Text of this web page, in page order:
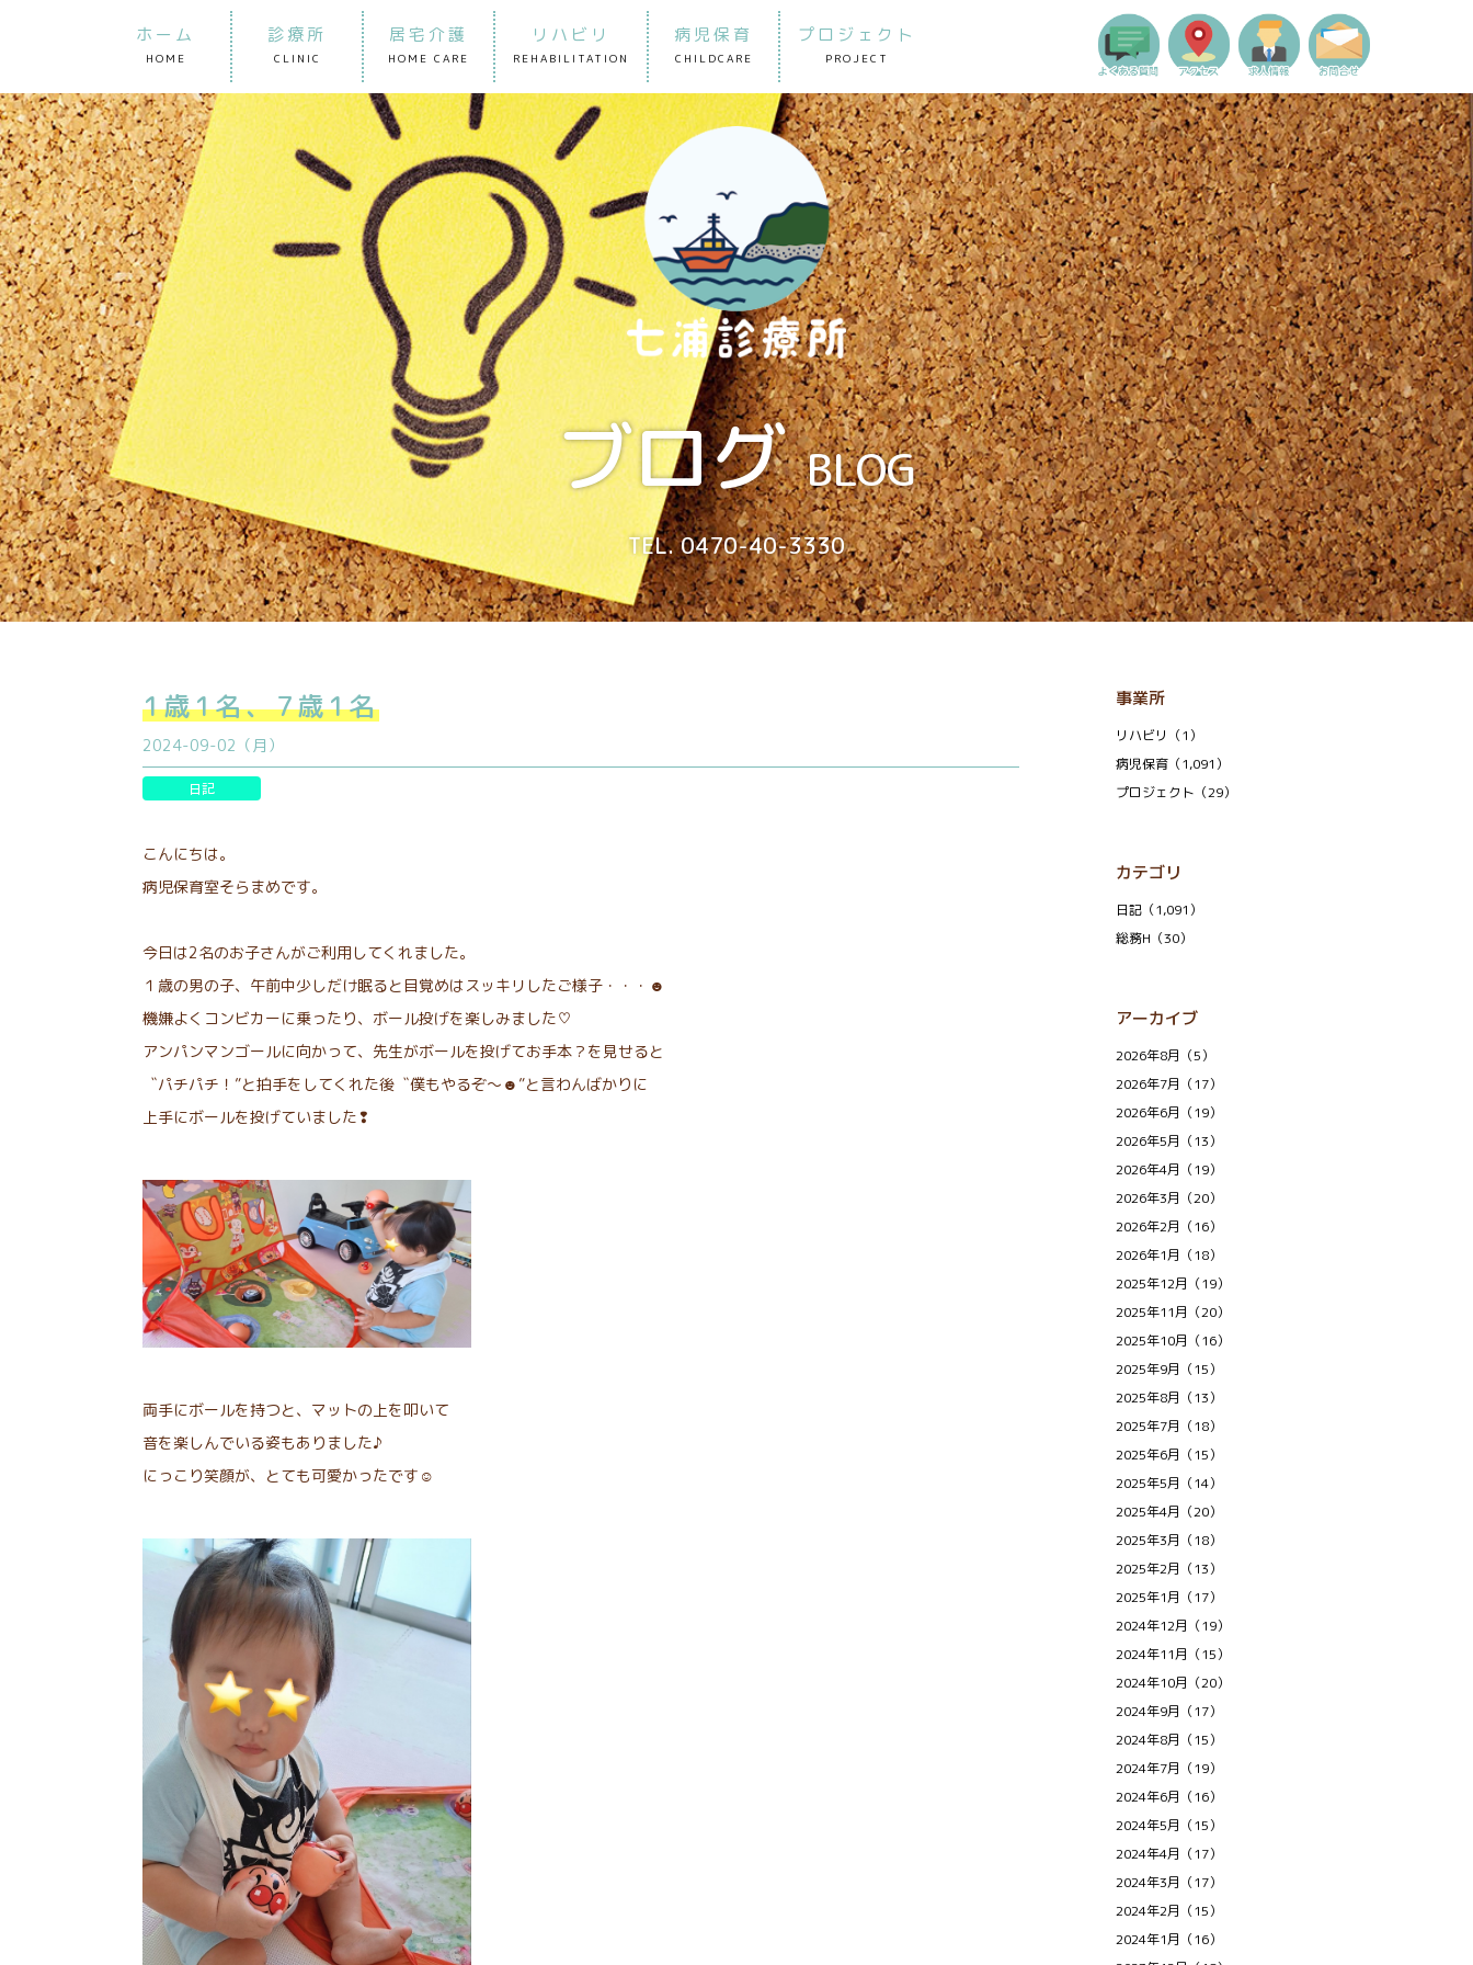
ホーム
HOME
診療所
CLINIC
居宅介護
HOME CARE
リハビリ
REHABILITATION
病児保育
CHILDCARE
プロジェクト
PROJECT
ブログ BLOG
TEL. 0470-40-3330
1歳1名、7歳1名
2024-09-02（月）
日記
こんにちは。
病児保育室そらまめです。
今日は2名のお子さんがご利用してくれました。
１歳の男の子、午前中少しだけ眠ると目覚めはスッキリしたご様子・・・☻
機嫌よくコンビカーに乗ったり、ボール投げを楽しみました♡
アンパンマンゴールに向かって、先生がボールを投げてお手本？を見せると
〝パチパチ！”と拍手をしてくれた後〝僕もやるぞ～☻”と言わんばかりに
上手にボールを投げていました❢
両手にボールを持つと、マットの上を叩いて
音を楽しんでいる姿もありました♪
にっこり笑顔が、とても可愛かったです☺︎
事業所
リハビリ（1）
病児保育（1,091）
プロジェクト（29）
カテゴリ
日記（1,091）
総務H（30）
アーカイブ
2026年8月（5）
2026年7月（17）
2026年6月（19）
2026年5月（13）
2026年4月（19）
2026年3月（20）
2026年2月（16）
2026年1月（18）
2025年12月（19）
2025年11月（20）
2025年10月（16）
2025年9月（15）
2025年8月（13）
2025年7月（18）
2025年6月（15）
2025年5月（14）
2025年4月（20）
2025年3月（18）
2025年2月（13）
2025年1月（17）
2024年12月（19）
2024年11月（15）
2024年10月（20）
2024年9月（17）
2024年8月（15）
2024年7月（19）
2024年6月（16）
2024年5月（15）
2024年4月（17）
2024年3月（17）
2024年2月（15）
2024年1月（16）